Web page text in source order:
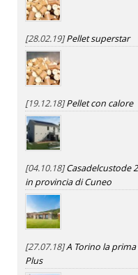
[28.02.19]Pellet superstar
[19.12.18]Pellet con calore
[04.10.18]Casadelcustode
in provincia di Cuneo
[27.07.18]A Torino la prima
Plus